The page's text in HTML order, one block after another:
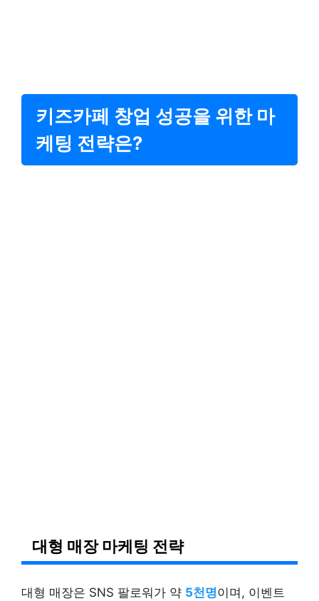
키즈카페 창업 성공을 위한 마
케팅 전략은?
대형 매장 마케팅 전략
대형 매장은 SNS 팔로워가 약 5천명이며, 이벤트